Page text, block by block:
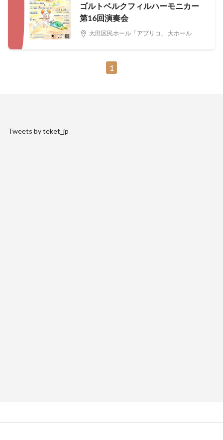
ゴルトベルクフィルハーモニカー
第16回演奏会
大田区民ホール「アプリコ」 大ホール
1
Tweets by teket_jp